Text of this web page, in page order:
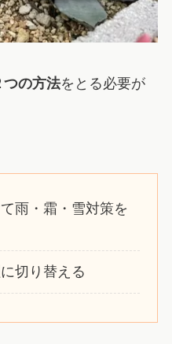
つの方法をとる必要が
雨・霜・雪対策を
切り替える